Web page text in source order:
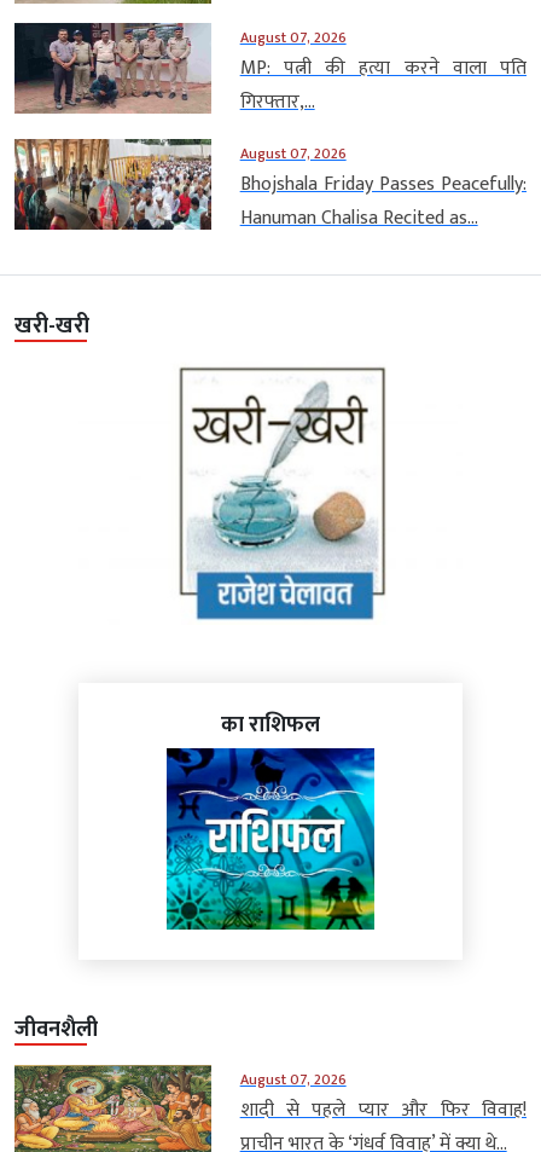
August 07, 2026
MP: पत्नी की हत्या करने वाला पति
गिरफ्तार,...
August 07, 2026
Bhojshala Friday Passes Peacefully:
Hanuman Chalisa Recited as...
खरी-खरी
का राशिफल
जीवनशैली
August 07, 2026
शादी से पहले प्यार और फिर विवाह!
प्राचीन भारत के ‘गंधर्व विवाह’ में क्या थे...